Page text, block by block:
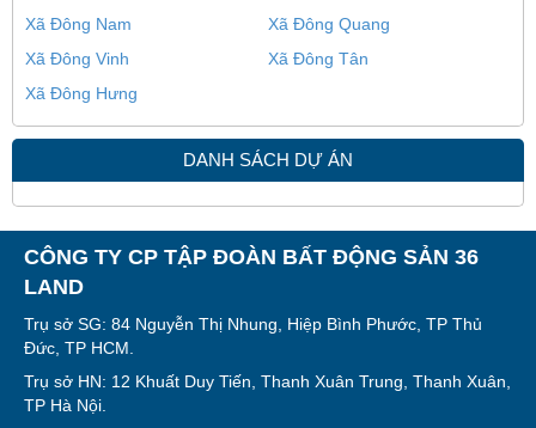
Xã Đông Nam
Xã Đông Quang
Xã Đông Vinh
Xã Đông Tân
Xã Đông Hưng
DANH SÁCH DỰ ÁN
CÔNG TY CP TẬP ĐOÀN BẤT ĐỘNG SẢN 36
LAND
Trụ sở SG: 84 Nguyễn Thị Nhung, Hiệp Bình Phước, TP Thủ
Đức, TP HCM.
Trụ sở HN: 12 Khuất Duy Tiến, Thanh Xuân Trung, Thanh Xuân,
TP Hà Nội.